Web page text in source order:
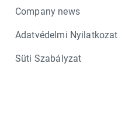
Company news
Adatvédelmi Nyilatkozat
Süti Szabályzat